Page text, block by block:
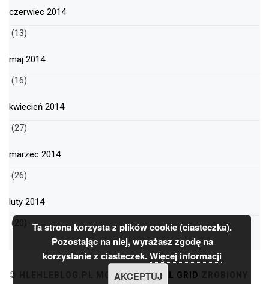
czerwiec 2014
(13)
maj 2014
(16)
kwiecień 2014
(27)
marzec 2014
(26)
luty 2014
(20)
© HLEHLEBLOG.PL MOTYWMINIMAL GRID
Ta strona korzysta z plików cookie (ciasteczka).
Pozostając na niej, wyrażasz zgodę na
korzystanie z ciasteczek.Więcej informacji
AKCEPTUJ